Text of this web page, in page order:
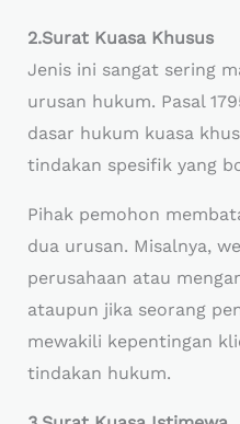
2.Surat Kuasa Khusus
Jenis ini sangat sering
urusan hukum. Pasal
dasar hukum kuasa
tindakan spesifik yang
Pihak pemohon
dua urusan. Misalnya,
perusahaan atau
ataupun jika seorang
mewakili kepentingan
tindakan hukum.